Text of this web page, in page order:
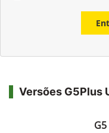
Versões G5Plus